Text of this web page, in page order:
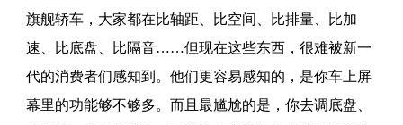
旗舰轿车，大家都在比轴距、比空间、比排量、比加
速、比底盘、比隔音……但现在这些东西，很难被新一
代的消费者们感知到。他们更容易感知的，是你车上屏
幕里的功能够不够多。而且最尴尬的是，你去调底盘、